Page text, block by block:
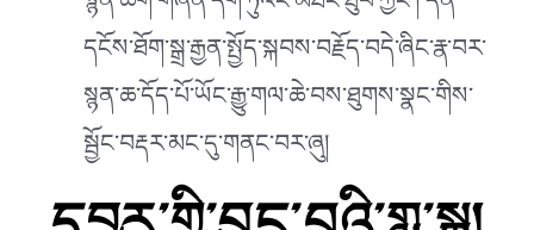
དངོས་ཐོག་སྒྲ་རྒྱན་སྤྱོད་སྐབས་བརྗོད་བདེ་ཞིང་རྣ་བར་
སྙན་ཆ་དོད་པོ་ཡོང་རྒྱུ་གལ་ཆེ་བས་ཐུགས་སྣང་གིས་
སྦྱོང་བརྡར་མང་དུ་གནང་བར་ཞུ།